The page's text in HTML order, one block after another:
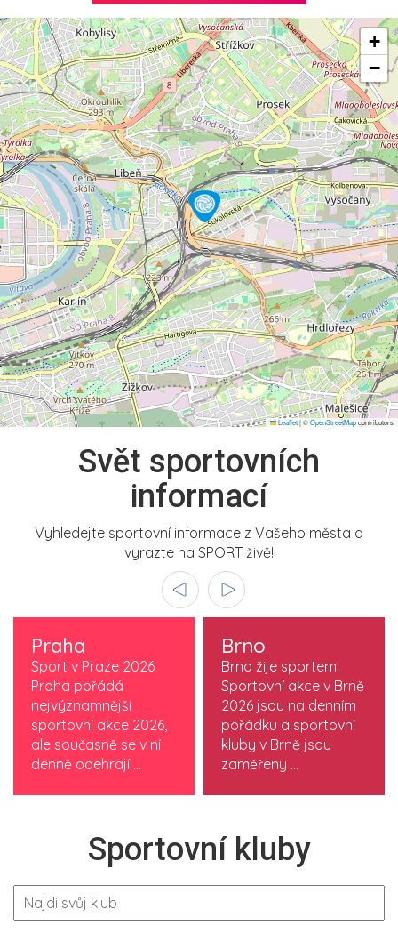
+
−
Leaflet|©OpenStreetMapcontributors
Svět sportovních
informací
Vyhledejte sportovní informace z Vašeho města a
vyrazte na SPORT živě!
Praha
Sport v Praze 2026
Praha pořádá
nejvýznamnější
sportovní akce 2026,
ale současně se v ní
denně odehrají ...
Brno
Brno žije sportem.
Sportovní akce v Brně
2026 jsou na denním
pořádku a sportovní
kluby v Brně jsou
zaměřeny ...
Sportovní kluby